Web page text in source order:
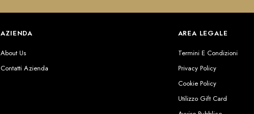
AZIENDA
About Us
Contatti Azienda
AREA LEGALE
Termini E Condizioni
Privacy Policy
Cookie Policy
Utilizzo Gift Card